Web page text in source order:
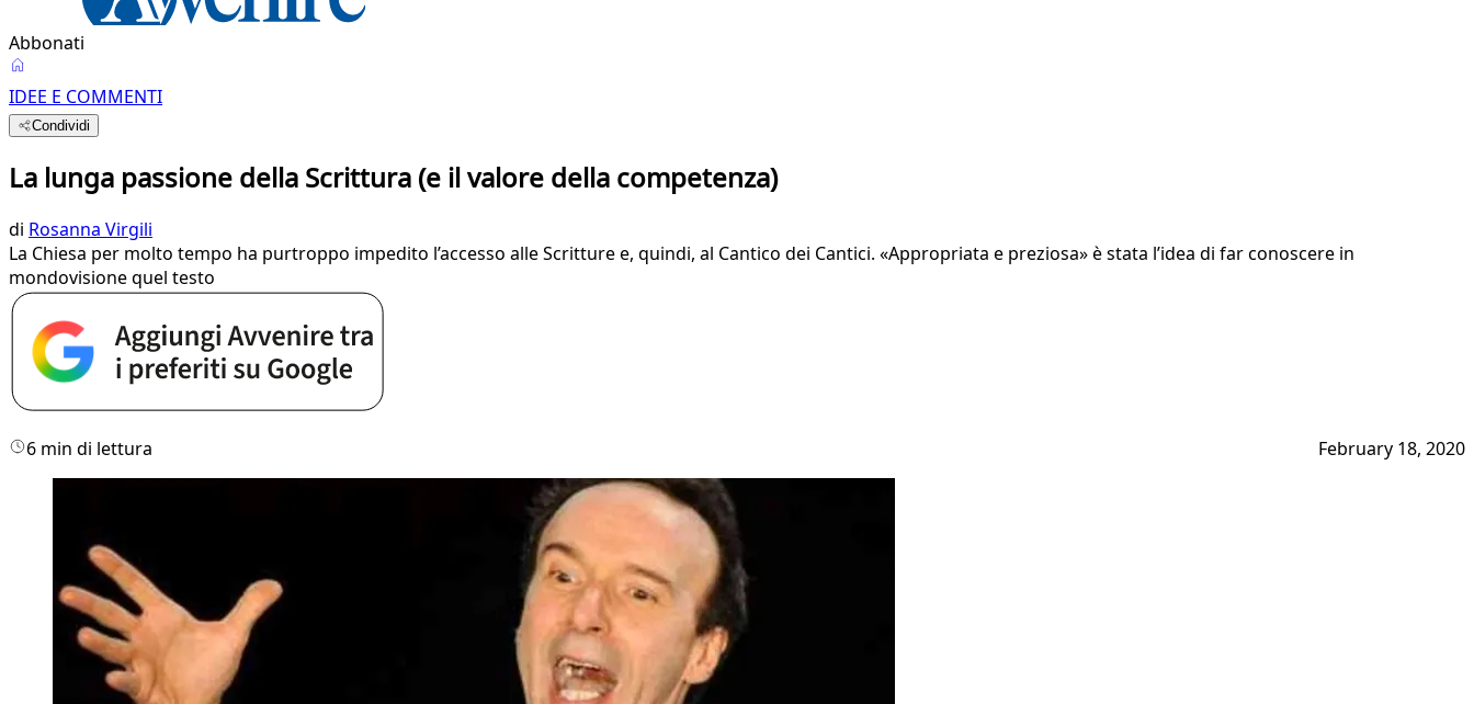
Abbonati
IDEE E COMMENTI
Condividi
La lunga passione della Scrittura (e il valore della competenza)
di Rosanna Virgili
La Chiesa per molto tempo ha purtroppo impedito l’accesso alle Scritture e, quindi, al Cantico dei Cantici. «Appropriata e preziosa» è stata l’idea di far conoscere in
mondovisione quel testo
6 min di lettura February 18, 2020